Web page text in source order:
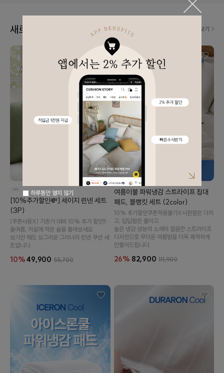
새로 나왔어요! 👀 더보기
[10%추가할인💸] 세이지 린넨 세트
(3P)
(쿠폰사용X) 기존가 대비 10% 추가 할인‼️
올여름, 거실에 작은 숲을 들여보세요.
보기만 해도 싱그러운 그리너리 린넨 쿠션 세
트입니다.
10%49,900 55,700
여름이불 파워냉감 스트라이프 침대
패드, 블랭킷 세트 (2color)
10% 추가할인️쿠폰적용불가X️시원함은 더하
고, 답답함은 줄이고.
높은 냉감 성능의 소재와 깔끔한 스트라이프
디자인으로 무더운 여름밤을 더욱 쾌적하게
만들어드립니다.
26% 82,900 111,900
하루동안 열지 않기